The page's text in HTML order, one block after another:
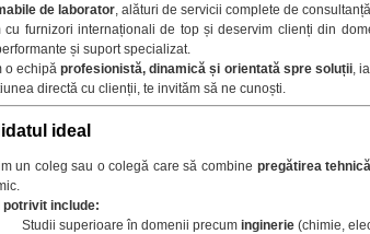
de laborator, alături de servicii complete de
cu furnizori internaționali de top și deservim clienți din
și suport specializat.
o echipăprofesionistă, dinamică și orientată spre soluții,
directă cu clienții, te invităm să ne cunoști.
ideal
un coleg sau o colegă care să combine pregătirea tehnică
potrivit include:
Studii superioare în domenii precum inginerie (chimie,